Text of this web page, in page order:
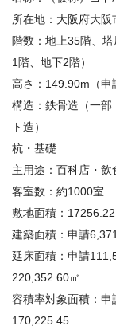
所在地：大阪府大阪
階数：地上35階、塔
1 階、地下2階）
高さ： 149.90m （
構造：鉄骨造（一
ト造）
杭・基礎
主用途：百科店・
客室数：約1000室
敷地面積： 17256.22
建築面積：申請
延床面積：申請
220,352.60㎡
容積率対象面積：申
170,225.45